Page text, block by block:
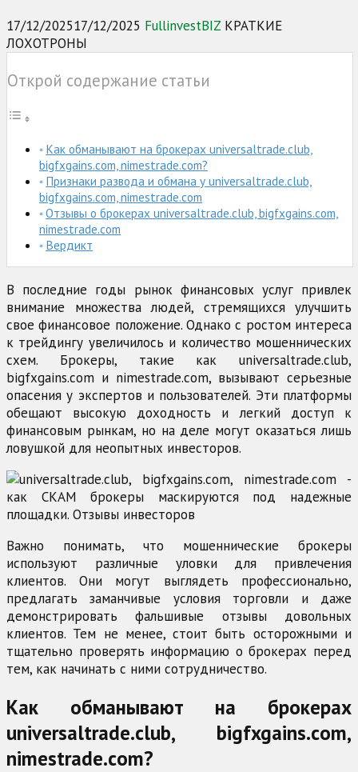
17/12/202517/12/2025 FullinvestBIZ КРАТКИЕ
ЛОХОТРОНЫ
Открой содержание статьи
Как обманывают на брокерах universaltrade.club,
bigfxgains.com, nimestrade.com?
Признаки развода и обмана у universaltrade.club,
bigfxgains.com, nimestrade.com
Отзывы о брокерах universaltrade.club, bigfxgains.com,
nimestrade.com
Вердикт
В последние годы рынок финансовых услуг привлек
внимание множества людей, стремящихся улучшить
свое финансовое положение. Однако с ростом интереса
к трейдингу увеличилось и количество мошеннических
схем. Брокеры, такие как universaltrade.club,
bigfxgains.com и nimestrade.com, вызывают серьезные
опасения у экспертов и пользователей. Эти платформы
обещают высокую доходность и легкий доступ к
финансовым рынкам, но на деле могут оказаться лишь
ловушкой для неопытных инвесторов.
Важно понимать, что мошеннические брокеры
используют различные уловки для привлечения
клиентов. Они могут выглядеть профессионально,
предлагать заманчивые условия торговли и даже
демонстрировать фальшивые отзывы довольных
клиентов. Тем не менее, стоит быть осторожными и
тщательно проверять информацию о брокерах перед
тем, как начинать с ними сотрудничество.
Как обманывают на брокерах
universaltrade.club, bigfxgains.com,
nimestrade.com?